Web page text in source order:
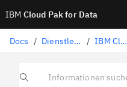
IBM Cloud Pak for Data
Docs / Dienstleistungsbereich / IBM Cloud-Services
Informationen suchen